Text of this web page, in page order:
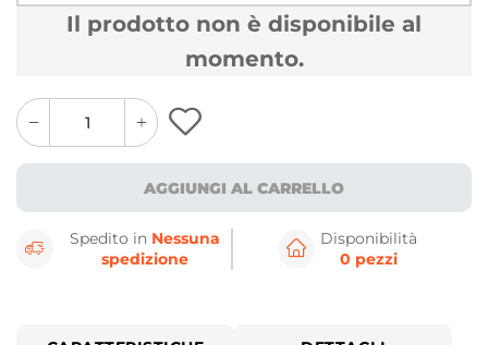
Il prodotto non è disponibile al
momento.
quantity
button
quantity
minus
button
AGGIUNGI AL CARRELLO
Spedito in Nessuna
spedizione
Disponibilità
0 pezzi